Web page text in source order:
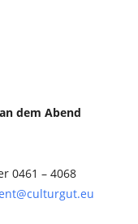
dem Abend
0461 – 4068